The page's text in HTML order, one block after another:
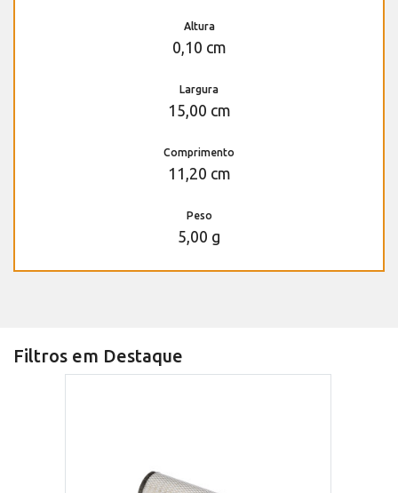
Altura
0,10 cm
Largura
15,00 cm
Comprimento
11,20 cm
Peso
5,00 g
Filtros em Destaque